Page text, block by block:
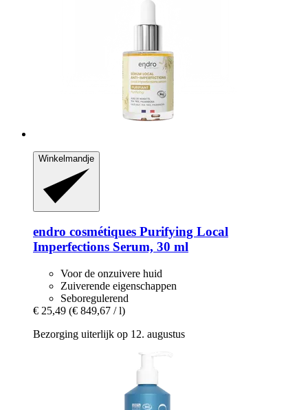
Winkelmandje
endro cosmétiques Purifying Local
Imperfections Serum, 30 ml
Voor de onzuivere huid
Zuiverende eigenschappen
Seboregulerend
€ 25,49 (€ 849,67 / l)
Bezorging uiterlijk op 12. augustus